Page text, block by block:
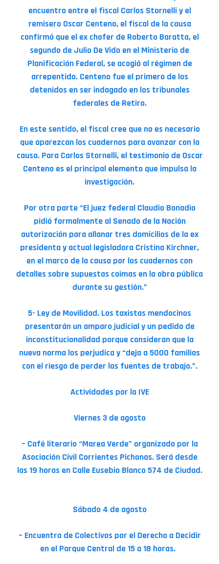
encuentro entre el fiscal Carlos Stornelli y el
remisero Oscar Centeno, el fiscal de la causa
confirmó que el ex chofer de Roberto Baratta, el
segundo de Julio De Vido en el Ministerio de
Planificación Federal, se acogió al régimen de
arrepentido. Centeno fue el primero de los
detenidos en ser indagado en los tribunales
federales de Retiro.
En este sentido, el fiscal cree que no es necesario
que aparezcan los cuadernos para avanzar con la
causa. Para Carlos Stornelli, el testimonio de Oscar
Centeno es el principal elemento que impulsa la
investigación.
Por otra parte “El juez federal Claudio Bonadio
pidió formalmente al Senado de la Nación
autorización para allanar tres domicilios de la ex
presidenta y actual legisladora Cristina Kirchner,
en el marco de la causa por los cuadernos con
detalles sobre supuestas coimas en la obra pública
durante su gestión.”
5- Ley de Movilidad. Los taxistas mendocinos
presentarán un amparo judicial y un pedido de
inconstitucionalidad porque consideran que la
nueva norma los perjudica y “deja a 5000 familias
con el riesgo de perder las fuentes de trabajo.”.
Actividades por la IVE
Viernes 3 de agosto
– Café literario “Marea Verde” organizado por la
Asociación Civil Corrientes Pichonas. Será desde
las 19 horas en Calle Eusebio Blanco 574 de Ciudad.
Sábado 4 de agosto
– Encuentro de Colectivos por el Derecho a Decidir
en el Parque Central de 15 a 18 horas.